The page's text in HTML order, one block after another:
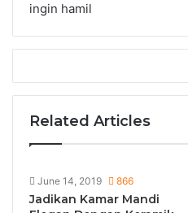
ingin hamil
Related Articles
June 14, 2019 866
Jadikan Kamar Mandi